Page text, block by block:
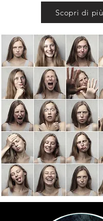
Scopri di più